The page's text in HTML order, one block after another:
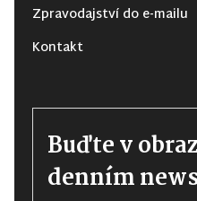
Zpravodajství do e-mailu
Kontakt
Buďte v
denním